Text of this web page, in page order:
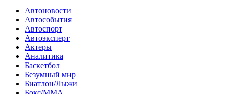
Автоновости
Автособытия
Автоспорт
Автоэксперт
Актеры
Аналитика
Баскетбол
Безумный мир
Биатлон/Лыжи